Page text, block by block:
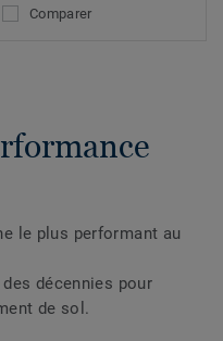
Comparer
le plus performant au
décennies pour
de sol.